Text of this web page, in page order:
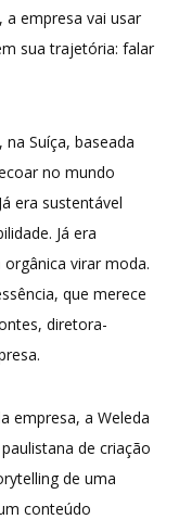
a empresa vai usar
sua trajetória: falar
Suíça, baseada
no mundo
era sustentável
Já era
virar moda.
que merece
diretora-
empresa, a Weleda
de criação
de uma
conteúdo